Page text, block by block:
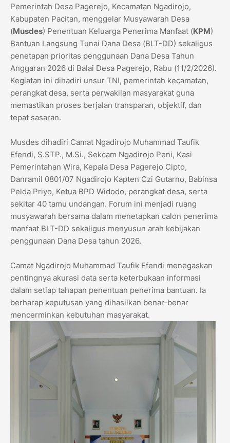
Pemerintah Desa Pagerejo, Kecamatan Ngadirojo,
Kabupaten Pacitan, menggelar Musyawarah Desa
(Musdes) Penentuan Keluarga Penerima Manfaat (KPM)
Bantuan Langsung Tunai Dana Desa (BLT-DD) sekaligus
penetapan prioritas penggunaan Dana Desa Tahun
Anggaran 2026 di Balai Desa Pagerejo, Rabu (11/2/2026).
Kegiatan ini dihadiri unsur TNI, pemerintah kecamatan,
perangkat desa, serta perwakilan masyarakat guna
memastikan proses berjalan transparan, objektif, dan
tepat sasaran.
Musdes dihadiri Camat Ngadirojo Muhammad Taufik
Efendi, S.STP., M.Si., Sekcam Ngadirojo Peni, Kasi
Pemerintahan Wira, Kepala Desa Pagerejo Cipto,
Danramil 0801/07 Ngadirojo Kapten Czi Gutarno, Babinsa
Pelda Priyo, Ketua BPD Widodo, perangkat desa, serta
sekitar 40 tamu undangan. Forum ini menjadi ruang
musyawarah bersama dalam menetapkan calon penerima
manfaat BLT-DD sekaligus menyusun arah kebijakan
penggunaan Dana Desa tahun 2026.
Camat Ngadirojo Muhammad Taufik Efendi menegaskan
pentingnya akurasi data serta keterbukaan informasi
dalam setiap tahapan penentuan penerima bantuan. Ia
berharap keputusan yang dihasilkan benar-benar
mencerminkan kebutuhan masyarakat.